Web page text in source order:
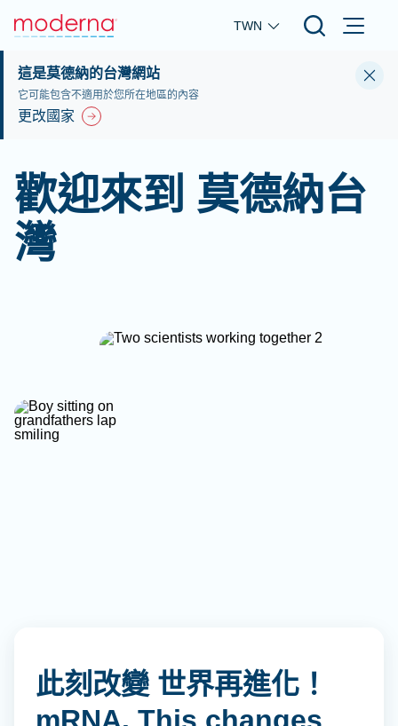
Skip to main content
TWN
這是莫德納的台灣網站
它可能包含不適用於您所在地區的內容
更改國家
歡迎來到 莫德納台
灣
此刻改變 世界再進化！
mRNA. This changes